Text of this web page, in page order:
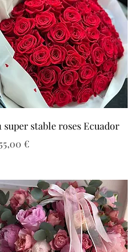
super stable roses Ecuador
€